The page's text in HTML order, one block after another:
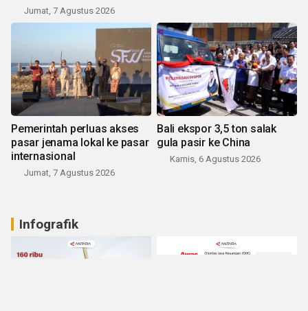
Jumat, 7 Agustus 2026
Pemerintah perluas akses
pasar jenama lokal ke pasar
internasional
Jumat, 7 Agustus 2026
Bali ekspor 3,5 ton salak
gula pasir ke China
Kamis, 6 Agustus 2026
Infografik